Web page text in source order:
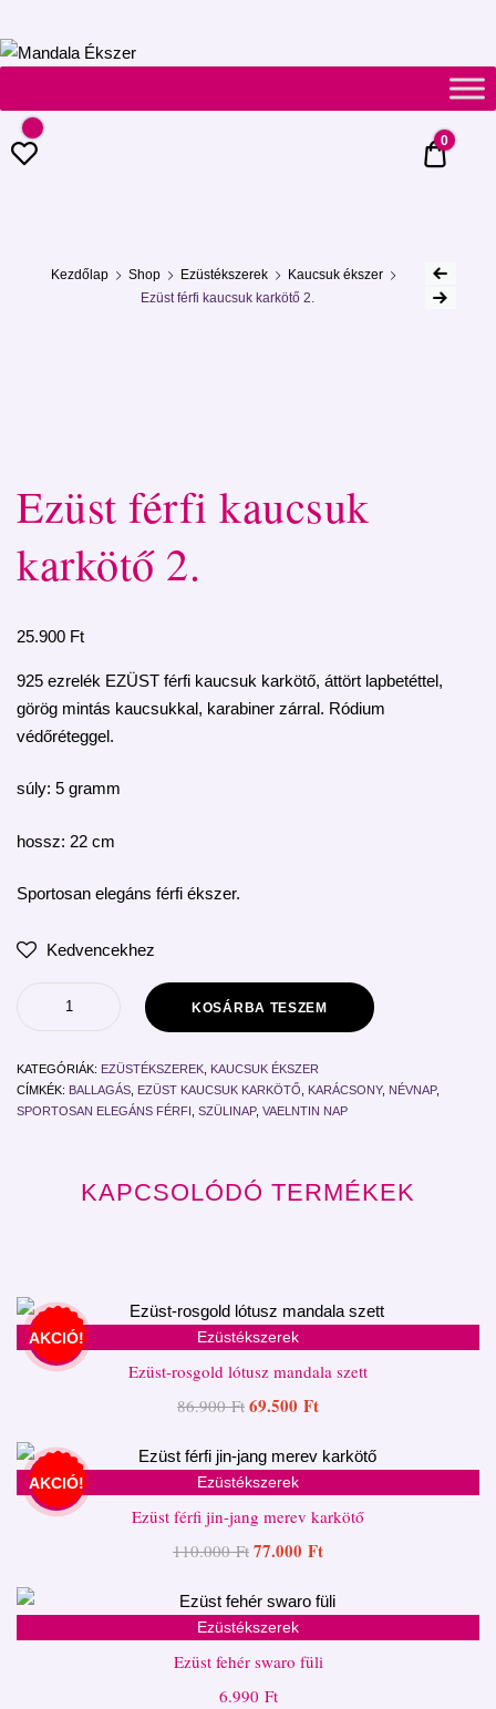
Mandala
Ékszer
0 Ft
0
Kezdőlap Shop Ezüstékszerek
Kaucsuk ékszer
Ezüst férfi kaucsuk karkötő 2.
Ezüst férfi kaucsuk
karkötő 2.
25.900 Ft
925 ezrelék EZÜST férfi kaucsuk karkötő, áttört lapbetéttel,
görög mintás kaucsukkal, karabiner zárral. Ródium
védőréteggel.
súly: 5 gramm
hossz: 22 cm
Sportosan elegáns férfi ékszer.
Kedvencekhez
KOSÁRBA TESZEM
KATEGÓRIÁK: EZÜSTÉKSZEREK KAUCSUK ÉKSZER
CÍMKÉK: BALLAGÁS EZÜST KAUCSUK KARKÖTŐ KARÁCSONY, NÉVNAP,
SPORTOSAN ELEGÁNS FÉRFI SZÜLINAP, VAELNTIN NAP
KAPCSOLÓDÓ TERMÉKEK
AKCIÓ! Ezüstékszerek
Ezüst-rosgold lótusz mandala szett
86.900Ft 69.500 Ft
AKCIÓ! Ezüstékszerek
Ezüst férfi jin-jang merev karkötő
110.000Ft 77.000 Ft
Ezüstékszerek
Ezüst fehér swaro füli
6.990 Ft